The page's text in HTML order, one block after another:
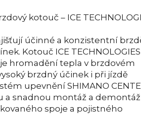
kotouč – ICE
účinné a konzistentní
Kotouč ICE TECHNOLOGIES
hromadění tepla v brzdovém
brzdný účinek i při jízdě
upevnění SHIMANO
a snadnou montáž a
spoje a pojistného